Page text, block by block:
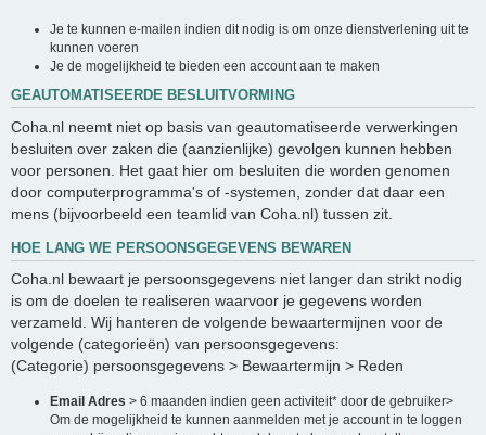
Je te kunnen e-mailen indien dit nodig is om onze dienstverlening uit te
kunnen voeren
Je de mogelijkheid te bieden een account aan te maken
GEAUTOMATISEERDE BESLUITVORMING
Coha.nl neemt niet op basis van geautomatiseerde verwerkingen
besluiten over zaken die (aanzienlijke) gevolgen kunnen hebben
voor personen. Het gaat hier om besluiten die worden genomen
door computerprogramma's of -systemen, zonder dat daar een
mens (bijvoorbeeld een teamlid van Coha.nl) tussen zit.
HOE LANG WE PERSOONSGEGEVENS BEWAREN
Coha.nl bewaart je persoonsgegevens niet langer dan strikt nodig
is om de doelen te realiseren waarvoor je gegevens worden
verzameld. Wij hanteren de volgende bewaartermijnen voor de
volgende (categorieën) van persoonsgegevens:
(Categorie) persoonsgegevens > Bewaartermijn > Reden
Email Adres > 6 maanden indien geen activiteit* door de gebruiker>
Om de mogelijkheid te kunnen aanmelden met je account in te loggen